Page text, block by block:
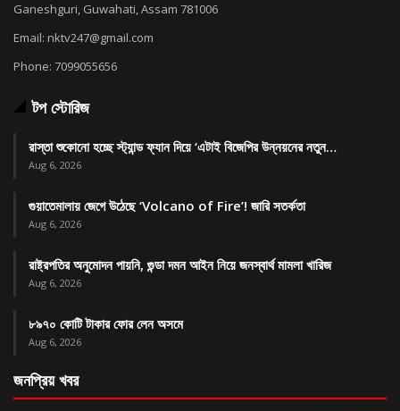
Ganeshguri, Guwahati, Assam 781006
Email: nktv247@gmail.com
Phone: 7099055656
টপ স্টোরিজ
রাস্তা শুকোনো হচ্ছে স্ট্যান্ড ফ্যান দিয়ে ‘এটাই বিজেপির উন্নয়নের নতুন…
Aug 6, 2026
গুয়াতেমালায় জেগে উঠেছে ‘Volcano of Fire’! জারি সতর্কতা
Aug 6, 2026
রাষ্ট্রপতির অনুমোদন পায়নি, গুন্ডা দমন আইন নিয়ে জনস্বার্থ মামলা খারিজ
Aug 6, 2026
৮৯৭০ কোটি টাকার ফোর লেন অসমে
Aug 6, 2026
জনপ্রিয় খবর